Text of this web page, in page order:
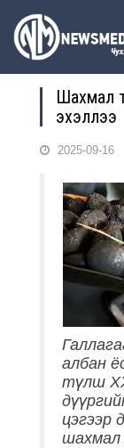
Шахмал
эхэллээ
2025-09-16
албан
түлш
цэгээр
шахмал